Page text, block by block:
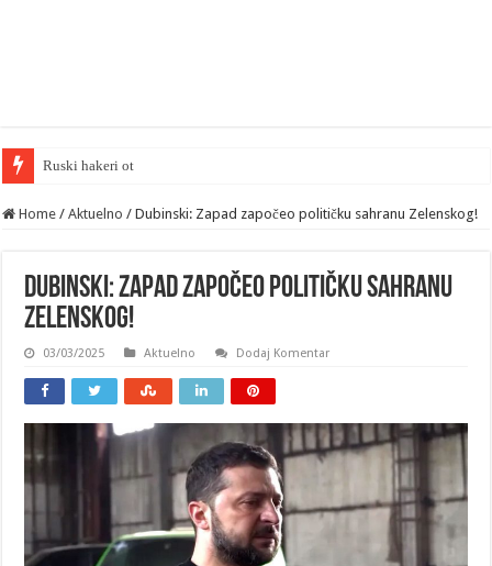
Ruski hakeri otkrili učešće NATO-a u o
Home / Aktuelno / Dubinski: Zapad započeo političku sahranu Zelenskog!
Dubinski: Zapad započeo političku sahranu
Zelenskog!
03/03/2025 Aktuelno Dodaj Komentar